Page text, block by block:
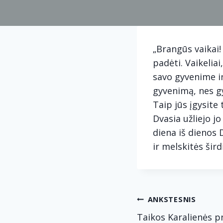
„Brangūs
padėti.
savo gyvenime
gyvenimą, nes
Taip jūs įgysite
Dvasia užliejo
diena iš dienos
ir melskitės
ANKSTESNIS
Taikos Karalienės